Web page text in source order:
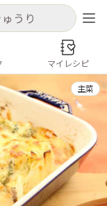
キャンセル
す
規登録
キャンセル
ンテンツ
もろこし
マイレシピ
主菜